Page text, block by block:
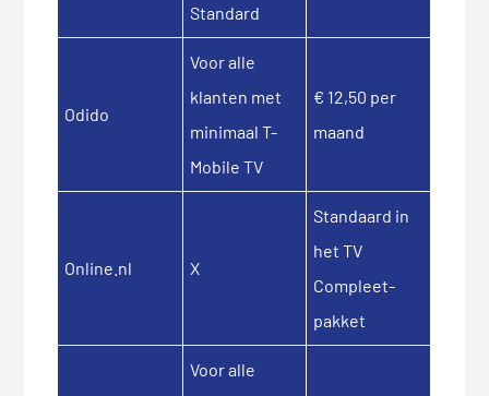
Standard
Odido
Voor alle
klanten met
minimaal T-
Mobile TV
€ 12,50 per
maand
Online.nl X
Standaard in
het TV
Compleet-
pakket
Voor alle